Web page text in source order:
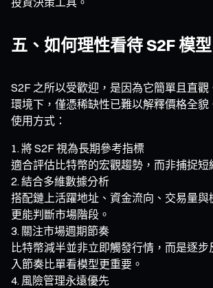
五、如何理性看待 S2F 模型
S2F 之所以受歡迎，是因為它簡單且直
環境下，僅憑稀缺性已難以解釋價格全貌
使用方式：
將 S2F 視為長期參考指標
適合評估比特幣的宏觀趨勢，而非捕捉短
結合多維數據分析
搭配鏈上活躍地址、資金流向、交易量與
更能判斷市場階段。
關注市場週期節奏
比特幣減半並非立即觸發行情，而是逐
入節奏比單看模型更重要。
風險管理永遠優先